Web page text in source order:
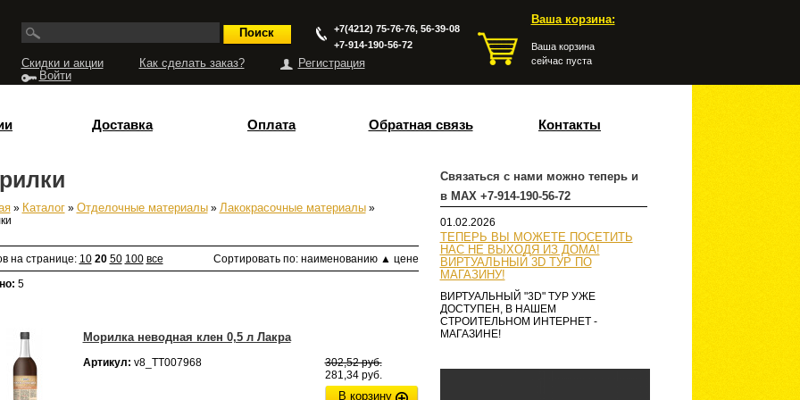
Ваша корзина:
Ваша корзина
сейчас пуста
+7(4212) 75-76-76, 56-39-08
+7-914-190-56-72
Скидки и акции Как сделать заказ?
Регистрация
Войти
Доставка Оплата Обратная связь Контакты
Связаться с нами можно теперь и
в MAX +7-914-190-56-72
01.02.2026
ТЕПЕРЬ ВЫ МОЖЕТЕ ПОСЕТИТЬ
НАС НЕ ВЫХОДЯ ИЗ ДОМА!
ВИРТУАЛЬНЫЙ 3D ТУР ПО
МАГАЗИНУ!
ВИРТУАЛЬНЫЙ "3D" ТУР УЖЕ
ДОСТУПЕН, В НАШЕМ
СТРОИТЕЛЬНОМ ИНТЕРНЕТ -
МАГАЗИНЕ!
» Каталог» Отделочные материалы» Лакокрасочные материалы»
на странице: 10 20 50 100 все Сортировать по: наименованию ▲ цене
5
Морилка неводная клен 0,5 л Лакра
Артикул: v8_ТТ007968
302,52 руб.
281,34 руб.
В корзину